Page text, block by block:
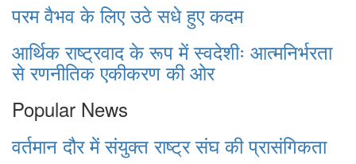
परम वैभव के लिए उठे सधे हुए कदम
आर्थिक राष्ट्रवाद के रूप में स्वदेशीः आत्मनिर्भरता
से रणनीतिक एकीकरण की ओर
Popular News
वर्तमान दौर में संयुक्त राष्ट्र संघ की प्रासंगिकता